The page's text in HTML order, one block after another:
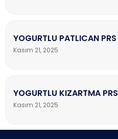
YOGURTLU PATLICAN PRS
Kasım 21, 2025
YOGURTLU KIZARTMA PRS
Kasım 21, 2025